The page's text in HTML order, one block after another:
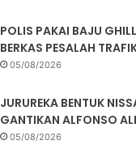
POLIS PAKAI BAJU
BERKAS PESALAH
05/08/2026
JURUREKA BENTUK
GANTIKAN ALFONSO
05/08/2026